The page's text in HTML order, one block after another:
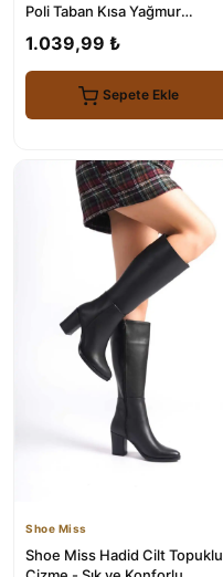
Poli Taban Kısa Yağmur
1.039,99 ₺
Sepete Ekle
Shoe Miss
Shoe Miss Hadid Cilt Topuklu